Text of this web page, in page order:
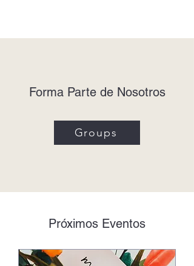
Forma Parte de Nosotros
Groups
Próximos Eventos